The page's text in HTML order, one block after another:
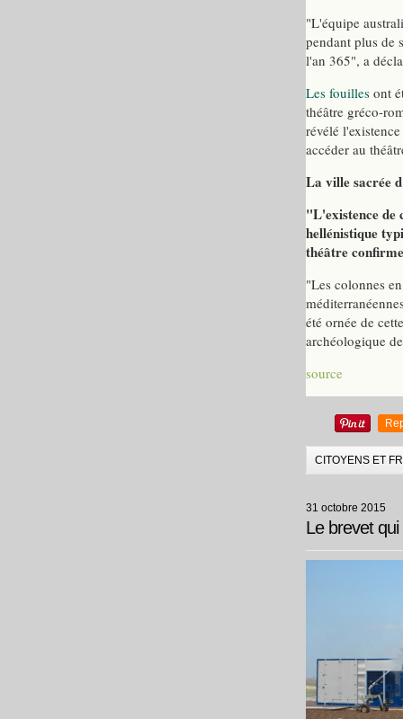
"L'équipe
pendant plus de
l'an 365", a
Les fouilles ont
théâtre gréco-
révélé
accéder au
La ville sacrée
"L'existence de
hellénistique
théâtre
"Les colonnes
été ornée de
archéologique
source
CITOYENS ET
31 octobre 2015
Le brevet qui